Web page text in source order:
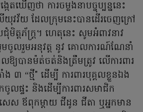
ឃើញថា ការចម្លងនាបច្ចុប្បន្ននេះ
យុវវ័យ ដែលក្រុមនេះបានដើរចេញក្រៅ
ជុំមិត្តភ័ក្ត្រ។ ហេតុនេះ សូមអំពាវនាវ
ចូលរួមអនុវត្ត នូវ គោលការណ៍ណែនាំ
យបានម៉ត់ចត់និងត្រឹមត្រូវ លើការពារ
“ថ្មី" ដើម្បី ការពារបុគ្គលខ្លួនឯង
លផ្ទះ និងដើម្បីការពារសមាជិក
េស ឪពុកម្តាយ ជីដូន ជីតា ឬអ្នកមាន